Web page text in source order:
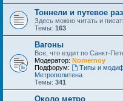
Тоннели и путевое
Здесь можно читать и
Темы: 163
Вагоны
Все, что ездит по Санкт-
Модератор: Nomernoy
Подфорум:
Типы и
Метрополитена
Темы: 341
Около метро